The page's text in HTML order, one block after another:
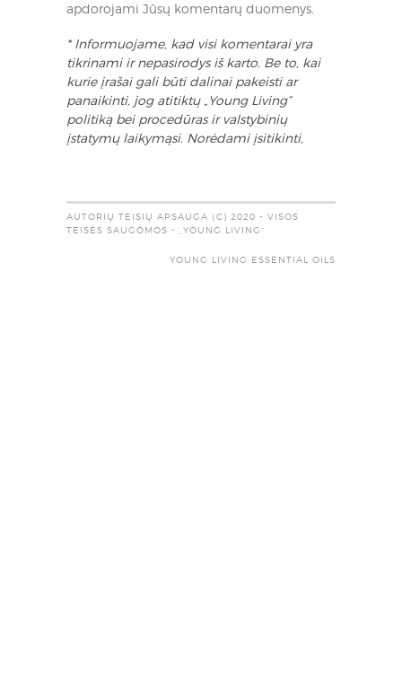
apdorojami Jūsų komentarų duomenys
* Informuojame, kad visi komentarai yra
tikrinami ir nepasirodys iš karto. Be to, kai
kurie įrašai gali būti dalinai pakeisti ar
panaikinti, jog atitiktų „Young Living“
politiką bei procedūras ir valstybinių
įstatymų laikymąsi. Norėdami įsitikinti,
AUTORIŲ TEISIŲ APSAUGA (C) 2020 - VISOS
TEISĖS SAUGOMOS - „YOUNG LIVING“
YOUNG LIVING ESSENTIAL OILS